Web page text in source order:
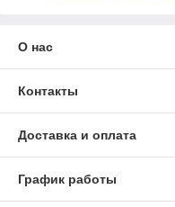
О нас
Контакты
Доставка и оплата
График работы